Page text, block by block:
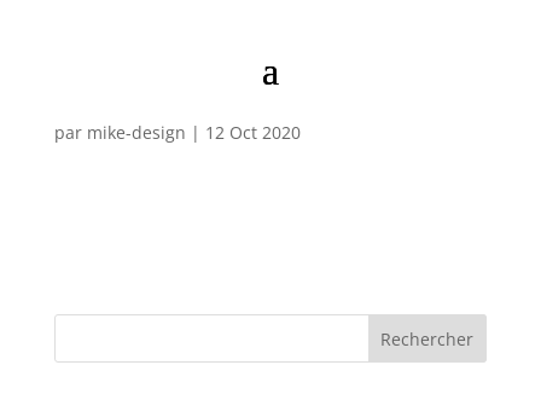
Kit_Piscines_Eco
par mike-design | 12 Oct 2020